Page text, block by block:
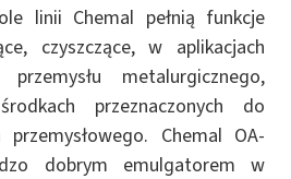
linii Chemal pełnią funkcje
czyszczące, w aplikacjach
metalurgicznego,
przeznaczonych do
Chemal OA-
dobrym emulgatorem w